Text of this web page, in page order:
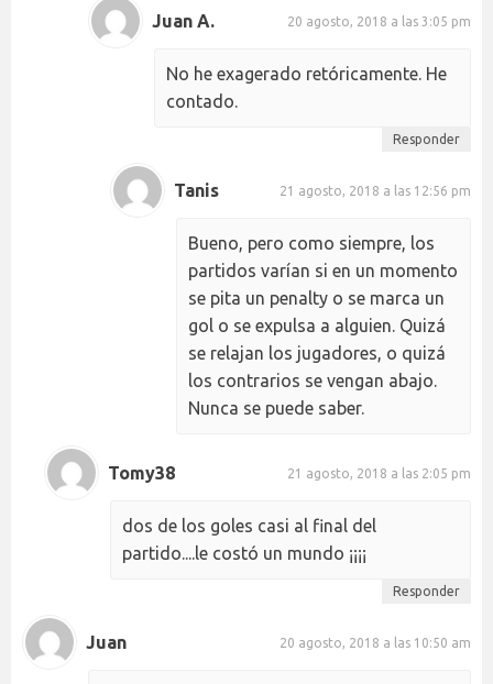
Juan A. 20 agosto, 2018 a las 3:05 pm
No he exagerado retóricamente. He
contado.
Responder
Tanis 21 agosto, 2018 a las 12:56 pm
Bueno, pero como siempre, los
partidos varían si en un momento
se pita un penalty o se marca un
gol o se expulsa a alguien. Quizá
se relajan los jugadores, o quizá
los contrarios se vengan abajo.
Nunca se puede saber.
Tomy38 21 agosto, 2018 a las 2:05 pm
dos de los goles casi al final del
partido....le costó un mundo ¡¡¡¡
Responder
Juan 20 agosto, 2018 a las 10:50 am